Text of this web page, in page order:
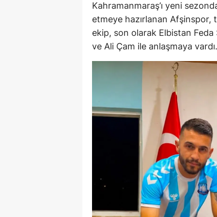
Kahramanmaraş’ı yeni
etmeye hazırlanan Afşinspor,
ekip, son olarak Elbistan
ve Ali Çam ile anlaşmaya vardı.